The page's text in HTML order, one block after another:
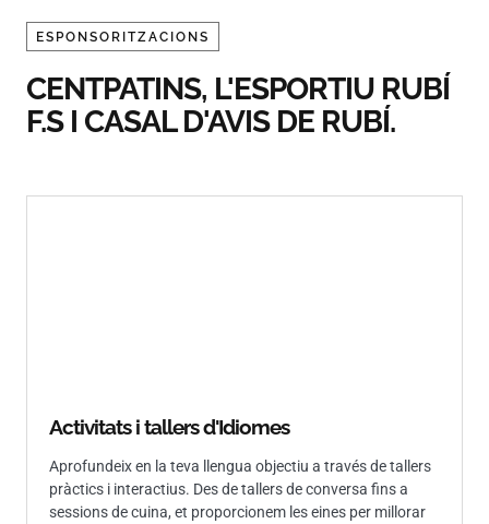
ESPONSORITZACIONS
CENTPATINS, L'ESPORTIU RUBÍ
F.S I CASAL D'AVIS DE RUBÍ.
Activitats i tallers d'Idiomes
Aprofundeix en la teva llengua objectiu a través de tallers
pràctics i interactius. Des de tallers de conversa fins a
sessions de cuina, et proporcionem les eines per millorar